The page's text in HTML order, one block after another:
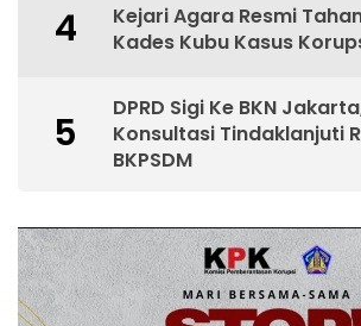
4
Kejari Agara Resmi
Kades Kubu Kasus
5
DPRD Sigi Ke BKN
Konsultasi Tindaklanjuti
BKPSDM